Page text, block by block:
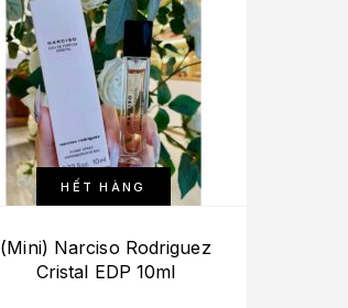
HẾT HÀNG
(Mini) Narciso Rodriguez
Cristal EDP 10ml